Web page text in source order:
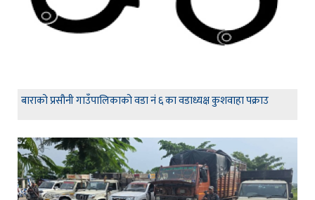
बाराको प्रसौनी गाउँपालिकाको वडा नं ६ का वडाध्यक्ष कुशवाहा पक्राउ